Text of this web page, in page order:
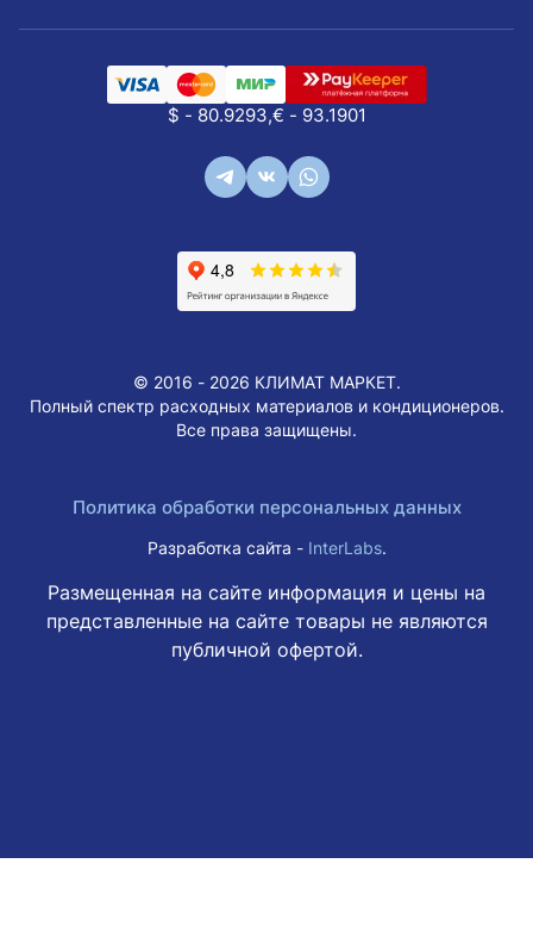
Потребляемая мощность: 0.55 кВт (охлаждение), 0.5
Chigo CS-25V3G-1K268/Black — это сочетание стиля,
мощности и инноваций. Гарантия — 3 года.
Выбирайте комфорт с Chigo!
$ - 80.9293,€ - 93.1901
© 2016 - 2026 КЛИМАТ МАРКЕТ.
Полный спектр расходных материалов и кондиционеров.
Все права защищены.
Политика обработки персональных данных
Разработка сайта - InterLabs.
Размещенная на сайте информация и цены на
представленные на сайте товары не являются
публичной офертой.